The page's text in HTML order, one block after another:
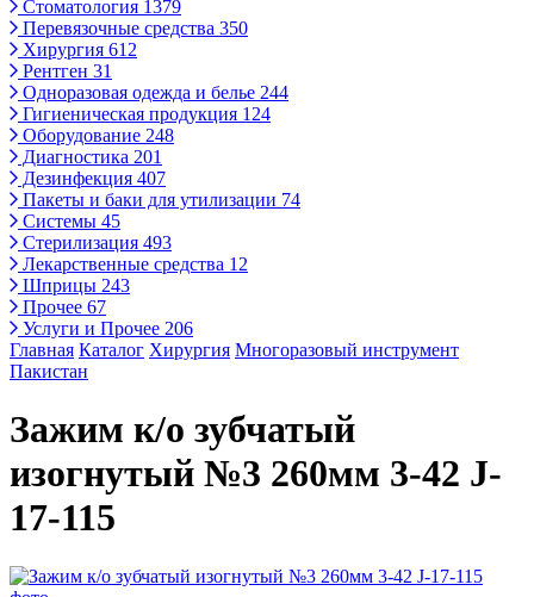
Стоматология 1379
Перевязочные средства 350
Хирургия 612
Рентген 31
Одноразовая одежда и белье 244
Гигиеническая продукция 124
Оборудование 248
Диагностика 201
Дезинфекция 407
Пакеты и баки для утилизации 74
Системы 45
Стерилизация 493
Лекарственные средства 12
Шприцы 243
Прочее 67
Услуги и Прочее 206
Главная Каталог Хирургия Многоразовый инструмент
Пакистан
Зажим к/о зубчатый
изогнутый №3 260мм 3-42 J-
17-115